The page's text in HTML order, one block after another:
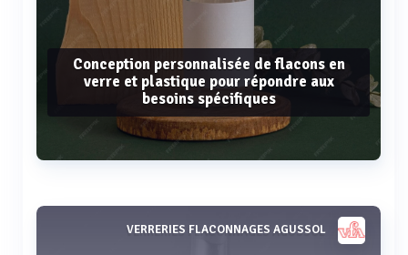
Conception personnalisée de flacons en
verre et plastique pour répondre aux
besoins spécifiques
Voir plus
VERRERIES FLACONNAGES AGUSSOL